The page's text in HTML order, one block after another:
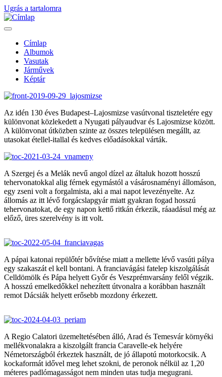
Ugrás a tartalomra
navigáció
Címlap
Albumok
Vasutak
Járművek
Képtár
Az idén 130 éves Budapest–Lajosmizse vasútvonal tiszteletére egy
különvonat közlekedett a Nyugati pályaudvar és Lajosmizse között.
A különvonat útközben szinte az összes településen megállt, az
utasokat étellel-itallal és kedves előadásokkal várták.
A Szergej és a Melák nevű angol dízel az általuk hozott hosszú
tehervonatokkal alig férnek egymástól a vásárosnaményi állomáson,
egy zseni volt a forgalmista, aki a mai napot levezényelte. Az
állomás az itt lévő forgácslapgyár miatt gyakran fogad hosszú
tehervonatokat, de egy napon kettő ritkán érkezik, ráaadásul még az
előző, üres szerelvény is itt volt.
A pápai katonai repülőtér bővítése miatt a mellette lévő vasúti pálya
egy szakaszát el kell bontani. A franciavágási fatelep kiszolgálását
Celldömölk és Pápa helyett Győr és Veszprémvarsány felől végzik.
A hosszú emelkedőkkel nehezített útvonalra a korábban használt
remot Dácsiák helyett erősebb mozdony érkezett.
A Regio Calatori üzemeltetésében álló, Arad és Temesvár környéki
mellékvonalakra a kiszolgált francia Caravelle-ek helyére
Németországból érkeztek használt, de jó állapotú motorkocsik. A
kockaformát idővel meg lehet szokni, de peronok nélkül az 1,20
méteres padlómagasságot nem minden utas tudja megugrani.